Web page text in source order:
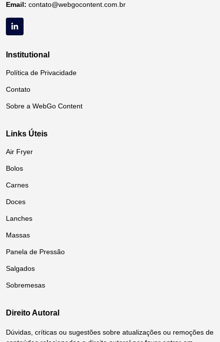
Email: contato@webgocontent.com.br
Institutional
Política de Privacidade
Contato
Sobre a WebGo Content
Links Úteis
Air Fryer
Bolos
Carnes
Doces
Lanches
Massas
Panela de Pressão
Salgados
Sobremesas
Direito Autoral
Dúvidas, críticas ou sugestões sobre atualizações ou remoções de